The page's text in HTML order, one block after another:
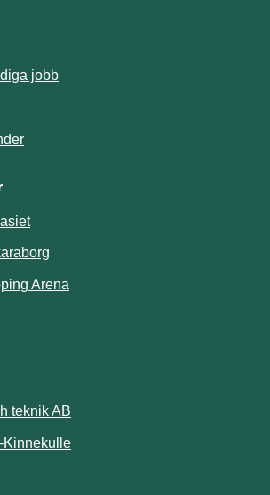
webbplats.
jobb
Länk till annan webbplats.
Arena
teknik AB
KinnekulleLänk till annan webbplats.